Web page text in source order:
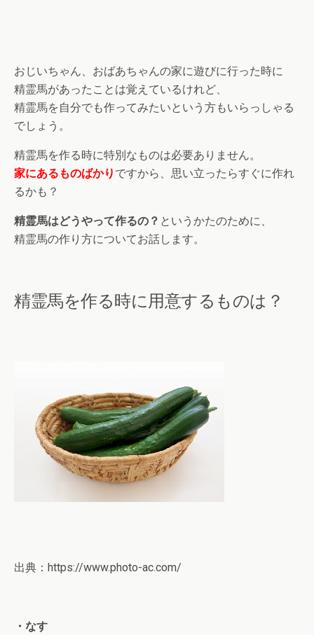
おじいちゃん、おばあちゃんの家に遊びに行った時に
精霊馬があったことは覚えているけれど、
精霊馬を自分でも作ってみたいという方もいらっしゃる
でしょう。
精霊馬を作る時に特別なものは必要ありません。
家にあるものばかり ですから、思い立ったらすぐに作れ
るかも？
精霊馬はどうやって作るの？ というかたのために、
精霊馬の作り方についてお話します。
精霊馬を作る時に用意するものは？
出典：https://www.photo-ac.com/
・なす